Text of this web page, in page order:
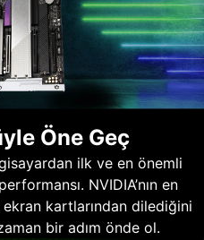
Öne Geç
ilk ve en önemli
NVIDIA’nın en
kartlarından dilediğini
bir adım önde ol.